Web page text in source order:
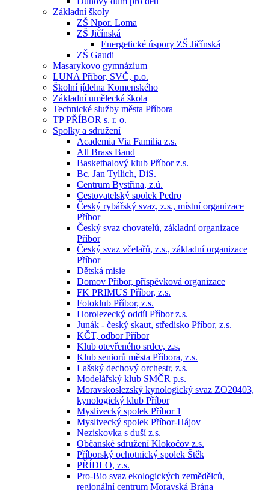
Základní školy
ZŠ Npor. Loma
ZŠ Jičínská
Energetické úspory ZŠ Jičínská
ZŠ Gaudi
Masarykovo gymnázium
LUNA Příbor, SVČ, p.o.
Školní jídelna Komenského
Základní umělecká škola
Technické služby města Příbora
TP PŘÍBOR s. r. o.
Spolky a sdružení
Academia Via Familia z.s.
All Brass Band
Basketbalový klub Příbor z.s.
Bc. Jan Tyllich, DiS.
Centrum Bystřina, z.ú.
Cestovatelský spolek Pedro
Český rybářský svaz, z.s., místní organizace
Příbor
Český svaz chovatelů, základní organizace
Příbor
Český svaz včelařů, z.s., základní organizace
Příbor
Dětská misie
Domov Příbor, příspěvková organizace
FK PRIMUS Příbor, z.s.
Fotoklub Příbor, z.s.
Horolezecký oddíl Příbor z.s.
Junák - český skaut, středisko Příbor, z.s.
KČT, odbor Příbor
Klub otevřeného srdce, z.s.
Klub seniorů města Příbora, z.s.
Lašský dechový orchestr, z.s.
Modelářský klub SMČR p.s.
Moravskoslezský kynologický svaz ZO20403,
kynologický klub Příbor
Myslivecký spolek Příbor 1
Myslivecký spolek Příbor-Hájov
Neziskovka s duší z.s.
Občanské sdružení Klokočov z.s.
Příborský ochotnický spolek Štěk
PŘÍDLO, z.s.
Pro-Bio svaz ekologických zemědělců,
regionální centrum Moravská Brána